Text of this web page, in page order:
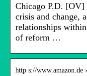
Chicago P.D.
crisis and change,
relationships
of reform …
http s://